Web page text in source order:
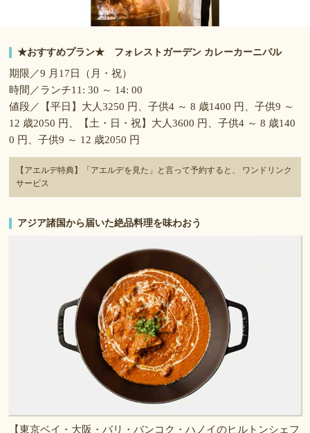
★おすすめプラン★ フォレストガーデン カレーカーニバル
期限／9 月17日（月・祝）
時間／ランチ11: 30 ～ 14: 00
値段／【平日】大人3250 円、子供4 ～ 8 歳1400 円、子供9 ～
12 歳2050 円、【土・日・祝】大人3600 円、子供4 ～ 8 歳140
0 円、子供9 ～ 12 歳2050 円
【アエルデ特典】「アエルデを見た」と言って予約すると、 ワンドリンク
サービス
アジア諸国から届いた絶品料理を味わおう
【東京ベイ・大阪・バリ・バンコク・ハノイのヒルトンシェフ